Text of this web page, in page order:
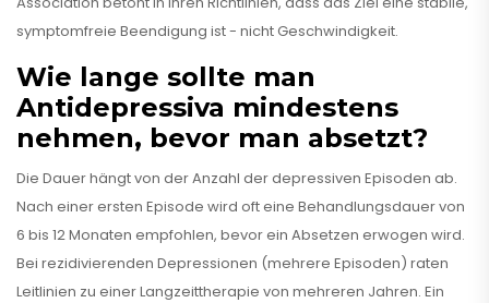
symptomfreie Beendigung ist - nicht Geschwindigkeit.
Wie lange sollte man
Antidepressiva mindestens
nehmen, bevor man absetzt?
Die Dauer hängt von der Anzahl der depressiven Episoden ab.
Nach einer ersten Episode wird oft eine Behandlungsdauer von
6 bis 12 Monaten empfohlen, bevor ein Absetzen erwogen wird.
Bei rezidivierenden Depressionen (mehrere Episoden) raten
Leitlinien zu einer Langzeittherapie von mehreren Jahren. Ein